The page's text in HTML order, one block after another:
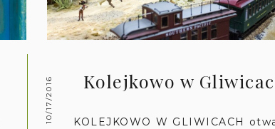
10/17/2016 Kolejkowo w
KOLEJKOWO W GLIWICACH